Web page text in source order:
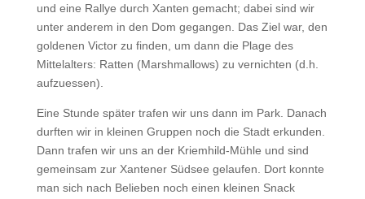
und eine Rallye durch Xanten gemacht; dabei sind wir
unter anderem in den Dom gegangen. Das Ziel war, den
goldenen Victor zu finden, um dann die Plage des
Mittelalters: Ratten (Marshmallows) zu vernichten (d.h.
aufzuessen).
Eine Stunde später trafen wir uns dann im Park. Danach
durften wir in kleinen Gruppen noch die Stadt erkunden.
Dann trafen wir uns an der Kriemhild-Mühle und sind
gemeinsam zur Xantener Südsee gelaufen. Dort konnte
man sich nach Belieben noch einen kleinen Snack